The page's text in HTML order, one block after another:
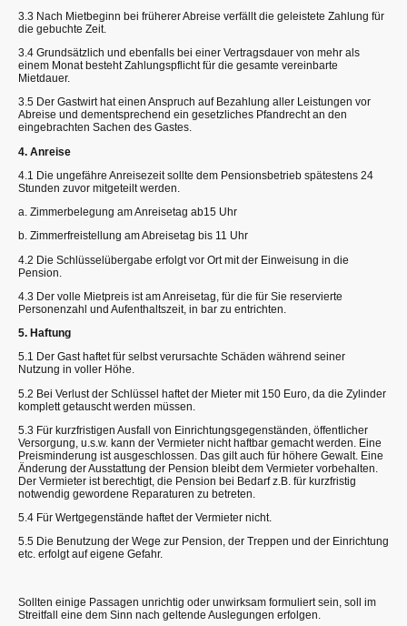
3.3 Nach Mietbeginn bei früherer Abreise verfällt die geleistete Zahlung für
die gebuchte Zeit.
3.4 Grundsätzlich und ebenfalls bei einer Vertragsdauer von mehr als
einem Monat besteht Zahlungspflicht für die gesamte vereinbarte
Mietdauer.
3.5 Der Gastwirt hat einen Anspruch auf Bezahlung aller Leistungen vor
Abreise und dementsprechend ein gesetzliches Pfandrecht an den
eingebrachten Sachen des Gastes.
4. Anreise
4.1 Die ungefähre Anreisezeit sollte dem Pensionsbetrieb spätestens 24
Stunden zuvor mitgeteilt werden.
a. Zimmerbelegung am Anreisetag ab15 Uhr
b. Zimmerfreistellung am Abreisetag bis 11 Uhr
4.2 Die Schlüsselübergabe erfolgt vor Ort mit der Einweisung in die
Pension.
4.3 Der volle Mietpreis ist am Anreisetag, für die für Sie reservierte
Personenzahl und Aufenthaltszeit, in bar zu entrichten.
5. Haftung
5.1 Der Gast haftet für selbst verursachte Schäden während seiner
Nutzung in voller Höhe.
5.2 Bei Verlust der Schlüssel haftet der Mieter mit 150 Euro, da die Zylinder
komplett getauscht werden müssen.
5.3 Für kurzfristigen Ausfall von Einrichtungsgegenständen, öffentlicher
Versorgung, u.s.w. kann der Vermieter nicht haftbar gemacht werden. Eine
Preisminderung ist ausgeschlossen. Das gilt auch für höhere Gewalt. Eine
Änderung der Ausstattung der Pension bleibt dem Vermieter vorbehalten.
Der Vermieter ist berechtigt, die Pension bei Bedarf z.B. für kurzfristig
notwendig gewordene Reparaturen zu betreten.
5.4 Für Wertgegenstände haftet der Vermieter nicht.
5.5 Die Benutzung der Wege zur Pension, der Treppen und der Einrichtung
etc. erfolgt auf eigene Gefahr.
Sollten einige Passagen unrichtig oder unwirksam formuliert sein, soll im
Streitfall eine dem Sinn nach geltende Auslegungen erfolgen.